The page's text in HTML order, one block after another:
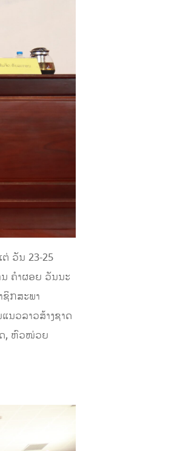
ວັນ 23-25
ຄໍາຜອຍ ວັນນະ
ຊິກສະພາ
ນວລາວສ້າງຊາດ
ດ, ຫົວໜ່ວຍ